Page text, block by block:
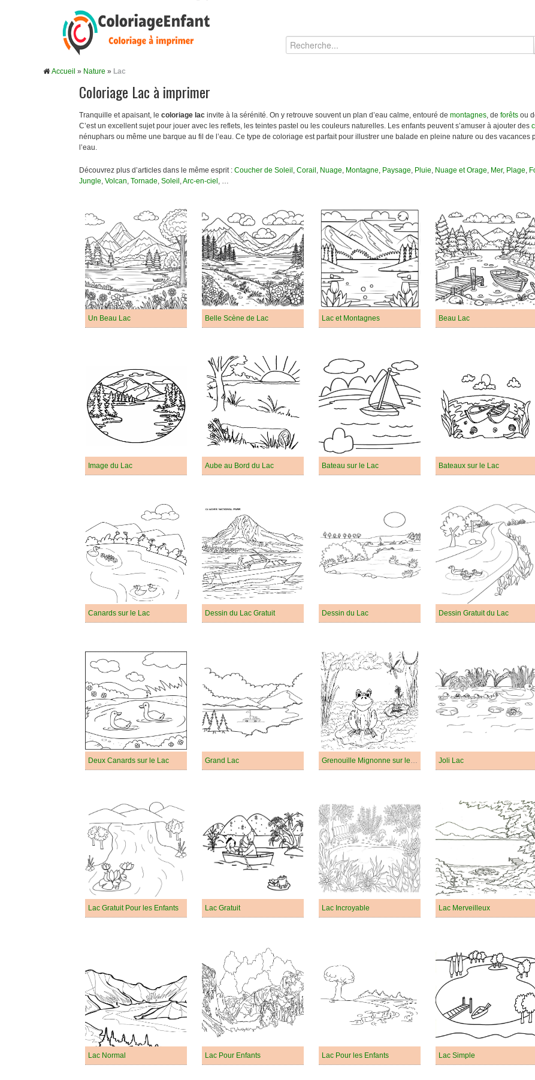
Accueil » Nature » Lac
Coloriage Lac à imprimer
Tranquille et apaisant, le coloriage lac invite à la sérénité. On y retrouve souvent un plan d’eau calme, entouré de montagnes, de forêts ou
C’est un excellent sujet pour jouer avec les reflets, les teintes pastel ou les couleurs naturelles. Les enfants peuvent s’amuser à ajouter des
nénuphars ou même une barque au fil de l’eau. Ce type de coloriage est parfait pour illustrer une balade en pleine nature ou des vacances
l’eau.
Découvrez plus d’articles dans le même esprit : Coucher de Soleil , Corail , Nuage, Montagne, Paysage, Pluie, Nuage et Orage, Mer, Plage,
Jungle, Volcan, Tornade, Soleil ,Arc-en-ciel , …
Un Beau Lac Belle Scène de Lac Lac et Montagnes Beau Lac
Image du Lac Aube au Bord du Lac Bateau sur le Lac Bateaux sur le Lac
Canards sur le Lac Dessin du Lac Gratuit Dessin du Lac Dessin Gratuit du Lac
Deux Canards sur le Lac Grand Lac Grenouille Mignonne sur le Lac Joli Lac
Lac Gratuit Pour les Enfants Lac Gratuit Lac Incroyable Lac Merveilleux
Lac Normal Lac Pour Enfants Lac Pour les Enfants Lac Simple